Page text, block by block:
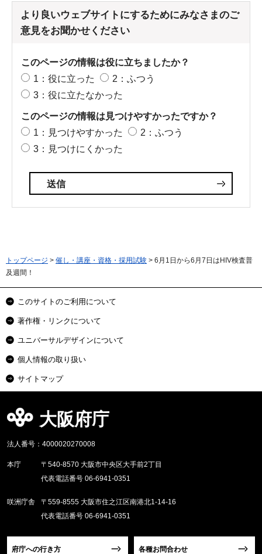
より良いウェブサイトにするためにみなさまのご
意見をお聞かせください
このページの情報は役に立ちましたか？
1：役に立った
2：ふつう
3：役に立たなかった
このページの情報は見つけやすかったですか？
1：見つけやすかった
2：ふつう
3：見つけにくかった
トップページ > 催し・講座・資格・採用試験 > 6月1日から6月7日はHIV検査普
及週間！
このサイトのご利用について
著作権・リンクについて
ユニバーサルデザインについて
個人情報の取り扱い
サイトマップ
大阪府庁
法人番号：4000020270008
本庁
〒540-8570 大阪市中央区大手前2丁目
代表電話番号 06-6941-0351
咲洲庁舎
〒559-8555 大阪市住之江区南港北1-14-16
代表電話番号 06-6941-0351
府庁への行き方 各種お問合わせ